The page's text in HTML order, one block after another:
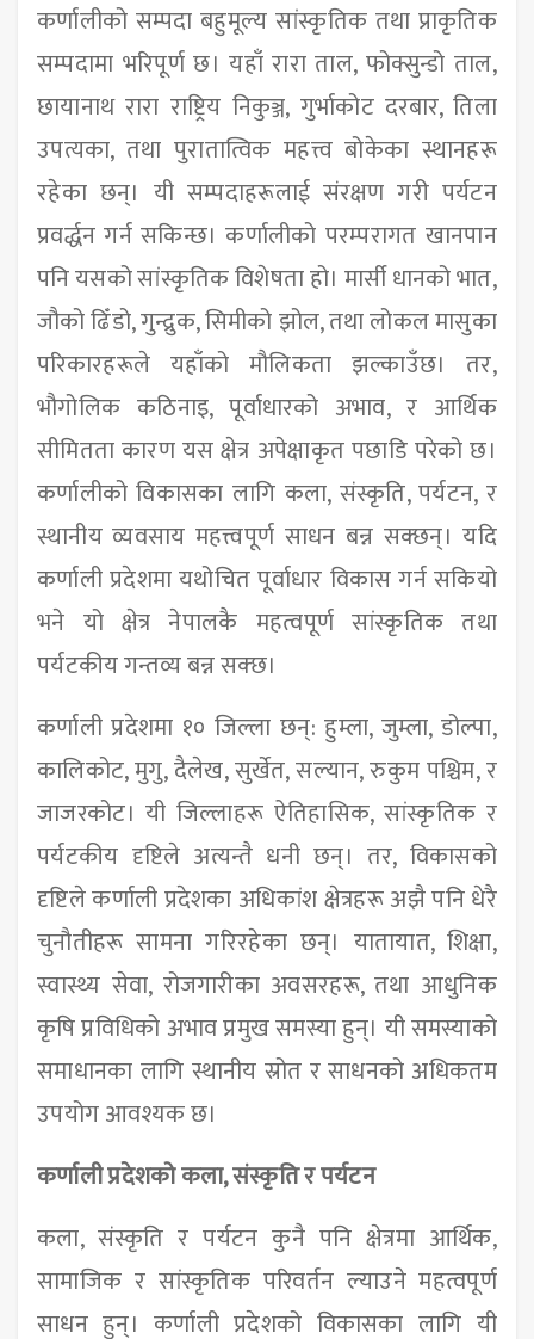
कर्णालीको सम्पदा बहुमूल्य सांस्कृतिक तथा प्राकृतिक
सम्पदामा भरिपूर्ण छ। यहाँ रारा ताल, फोक्सुन्डो ताल,
छायानाथ रारा राष्ट्रिय निकुञ्ज, गुर्भाकोट दरबार, तिला
उपत्यका, तथा पुरातात्विक महत्त्व बोकेका स्थानहरू
रहेका छन्। यी सम्पदाहरूलाई संरक्षण गरी पर्यटन
प्रवर्द्धन गर्न सकिन्छ। कर्णालीको परम्परागत खानपान
पनि यसको सांस्कृतिक विशेषता हो। मार्सी धानको भात,
जौको ढिँडो, गुन्द्रुक, सिमीको झोल, तथा लोकल मासुका
परिकारहरूले यहाँको मौलिकता झल्काउँछ। तर,
भौगोलिक कठिनाइ, पूर्वाधारको अभाव, र आर्थिक
सीमितता कारण यस क्षेत्र अपेक्षाकृत पछाडि परेको छ।
कर्णालीको विकासका लागि कला, संस्कृति, पर्यटन, र
स्थानीय व्यवसाय महत्त्वपूर्ण साधन बन्न सक्छन्। यदि
कर्णाली प्रदेशमा यथोचित पूर्वाधार विकास गर्न सकियो
भने यो क्षेत्र नेपालकै महत्वपूर्ण सांस्कृतिक तथा
पर्यटकीय गन्तव्य बन्न सक्छ।
कर्णाली प्रदेशमा १० जिल्ला छन्: हुम्ला, जुम्ला, डोल्पा,
कालिकोट, मुगु, दैलेख, सुर्खेत, सल्यान, रुकुम पश्चिम, र
जाजरकोट। यी जिल्लाहरू ऐतिहासिक, सांस्कृतिक र
पर्यटकीय दृष्टिले अत्यन्तै धनी छन्। तर, विकासको
दृष्टिले कर्णाली प्रदेशका अधिकांश क्षेत्रहरू अझै पनि धेरै
चुनौतीहरू सामना गरिरहेका छन्। यातायात, शिक्षा,
स्वास्थ्य सेवा, रोजगारीका अवसरहरू, तथा आधुनिक
कृषि प्रविधिको अभाव प्रमुख समस्या हुन्। यी समस्याको
समाधानका लागि स्थानीय स्रोत र साधनको अधिकतम
उपयोग आवश्यक छ।
कर्णाली प्रदेशको कला, संस्कृति र पर्यटन
कला, संस्कृति र पर्यटन कुनै पनि क्षेत्रमा आर्थिक,
सामाजिक र सांस्कृतिक परिवर्तन ल्याउने महत्वपूर्ण
साधन हुन्। कर्णाली प्रदेशको विकासका लागि यी